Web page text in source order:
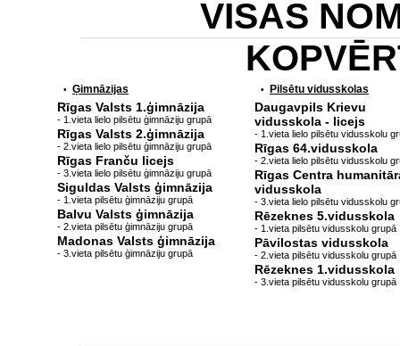
VISAS
• Ģimnāzijas
Rīgas Valsts 1.ģimnāzija
- 1.vieta lielo pilsētu ģimnāziju grupā
Rīgas Valsts 2.ģimnāzija
- 2.vieta lielo pilsētu ģimnāziju grupā
Rīgas Franču licejs
- 3.vieta lielo pilsētu ģimnāziju grupā
Siguldas Valsts ģimnāzija
- 1.vieta pilsētu ģimnāziju grupā
Balvu Valsts ģimnāzija
- 2.vieta pilsētu ģimnāziju grupā
Madonas Valsts ģimnāzija
- 3.vieta pilsētu ģimnāziju grupā
• Pilsētu vidusskolas
Daugavpils Krievu
vidusskola - licejs
- 1.vieta lielo pilsētu vidusskolu
Rīgas 64.vidusskola
- 2.vieta lielo pilsētu vidusskolu
Rīgas Centra
vidusskola
- 3.vieta lielo pilsētu vidusskolu
Rēzeknes 5.vidusskola
- 1.vieta pilsētu vidusskolu grupā
Pāvilostas vidusskola
- 2.vieta pilsētu vidusskolu grupā
Rēzeknes 1.vidusskola
- 3.vieta pilsētu vidusskolu grupā